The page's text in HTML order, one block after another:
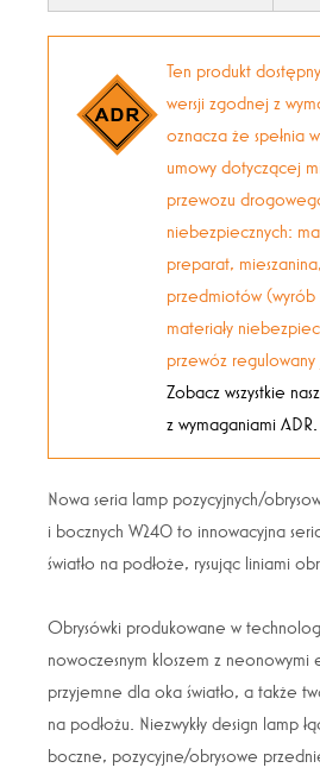
Ten produkt
wersji zgodnej z
oznacza że spełnia
umowy dotyczącej
przewozu
niebezpiecznych:
preparat,
przedmiotów (wyrób
materiały
przewóz regulowany
Zobacz wszystkie
z wymaganiami ADR.
Nowa seria lamp pozycyjnych/
i bocznych W240 to innowacyjna
światło na podłoże, rysując liniami
Obrysówki produkowane w
nowoczesnym kloszem z
przyjemne dla oka światło, a także
na podłożu. Niezwykły design lamp
boczne, pozycyjne/obrysowe